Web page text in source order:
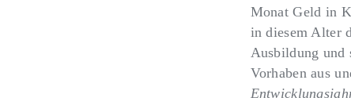
Monat Geld in
in diesem Alter
Ausbildung und
Vorhaben aus